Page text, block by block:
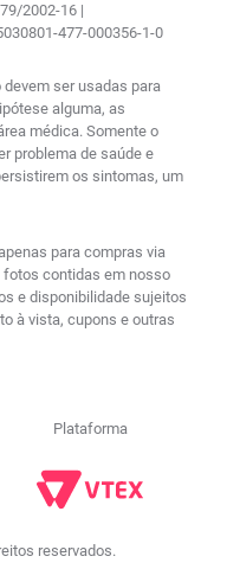
2002-16 |
477-000356-1-0
ser usadas para
alguma, as
médica. Somente o
problema de saúde e
os sintomas, um
para compras via
fotos contidas em nosso
e disponibilidade sujeitos
à vista, cupons e outras
Plataforma
reservados.